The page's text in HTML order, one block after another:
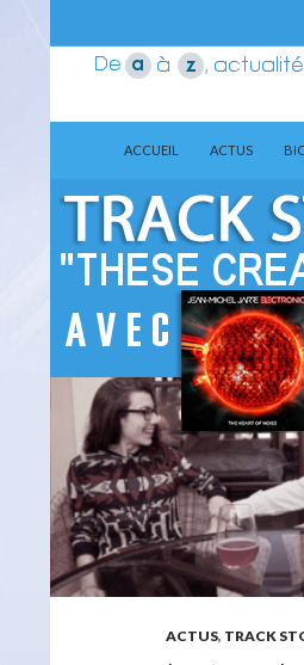
Aerozone JMJ
ACCUEIL
ACTUS
ACTUS, TRACK